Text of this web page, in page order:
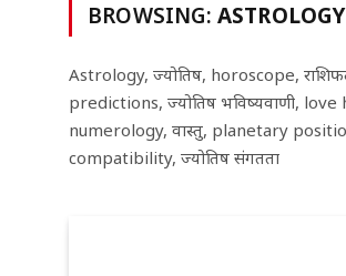
BROWSING: ASTROLOGY
Astrology, ज्योतिष, horoscope,
predictions, ज्योतिष भविष्यवाणी,
numerology, वास्तु, planetary
compatibility, ज्योतिष संगतता